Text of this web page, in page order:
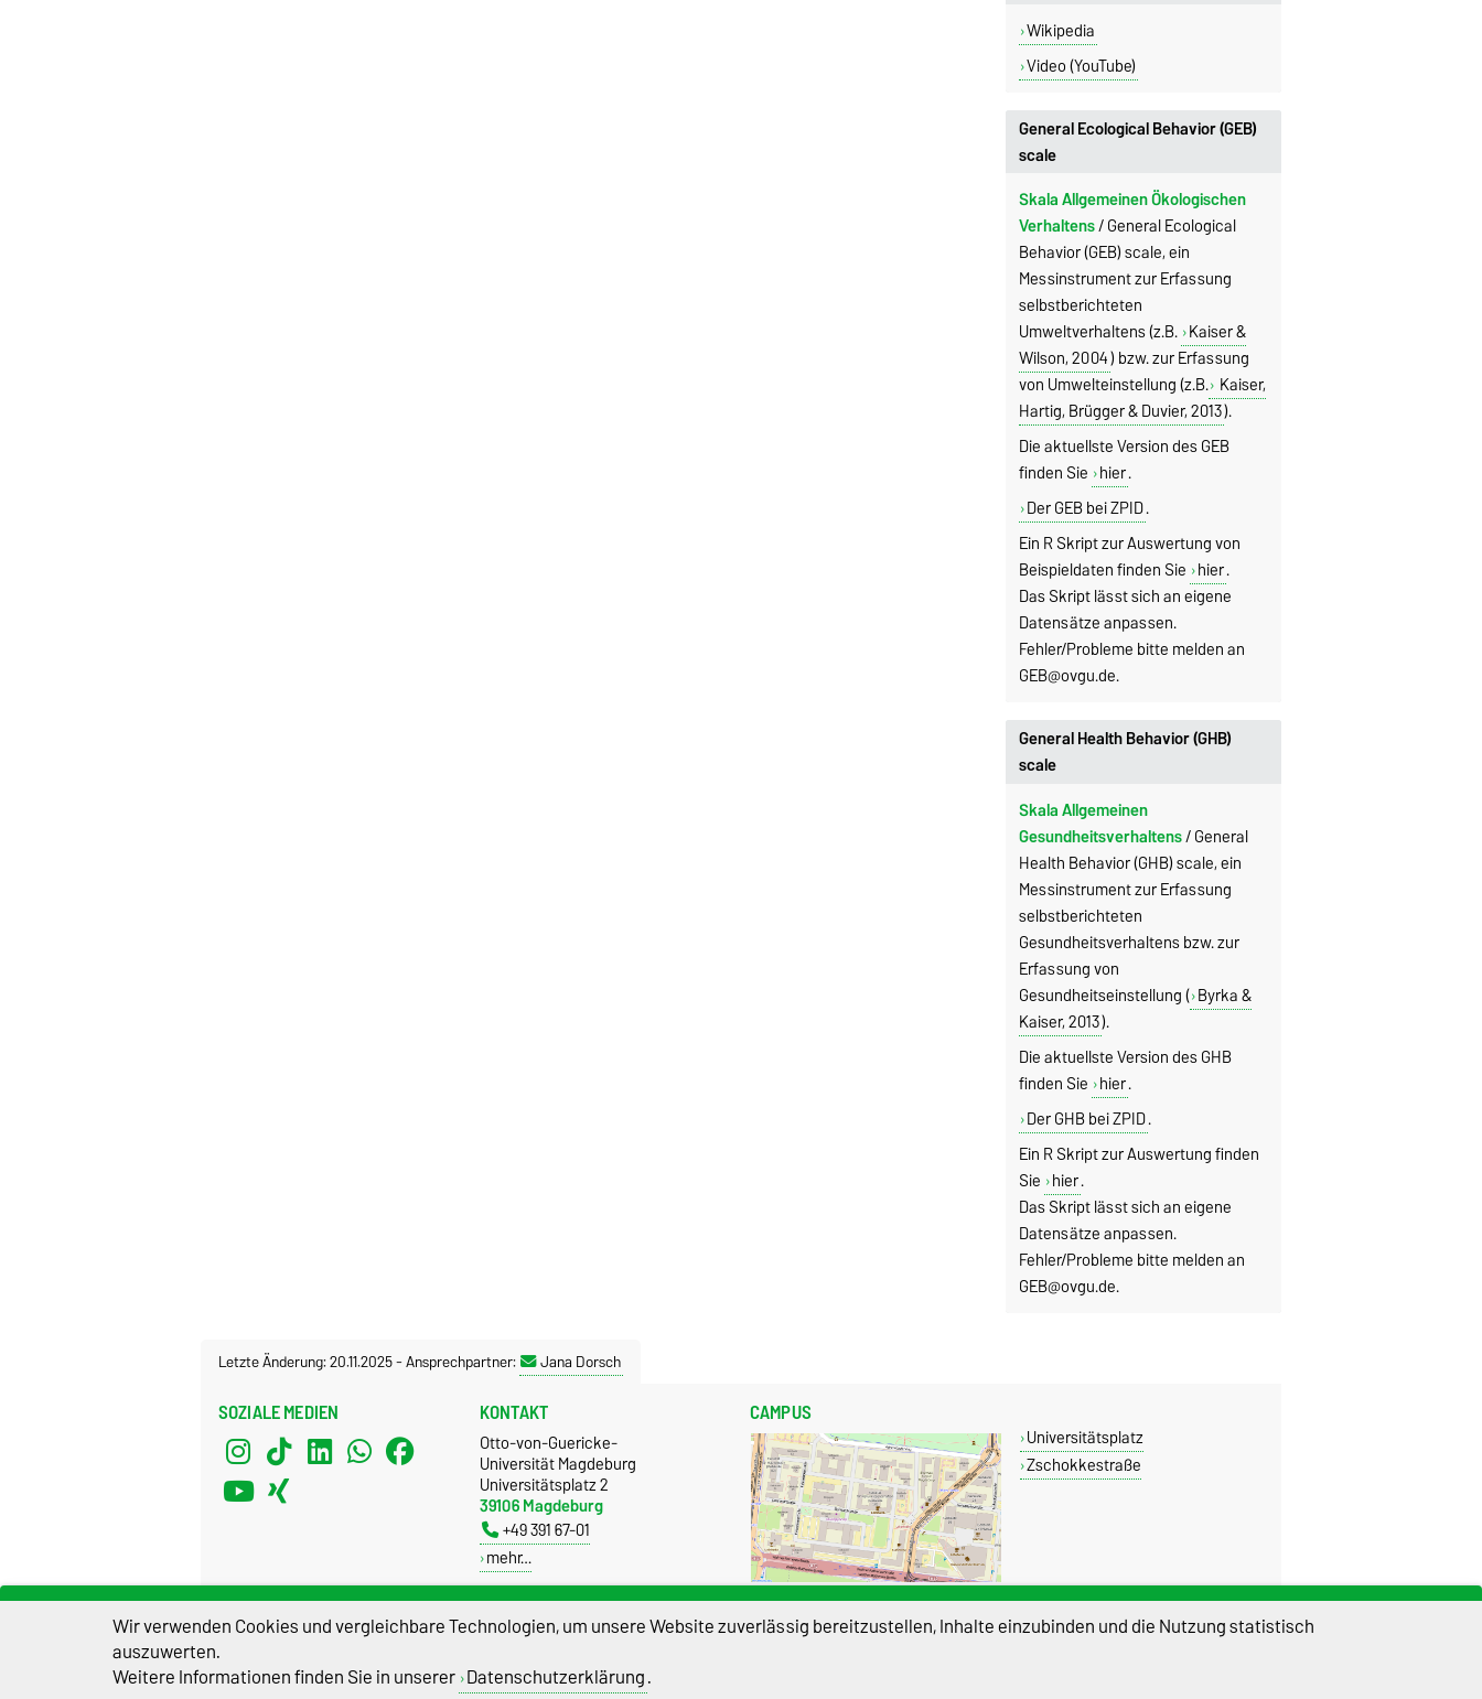
General Ecological Behavior (GEB)
scale
Skala Allgemeinen Ökologischen
Verhaltens/ General Ecological
Behavior (GEB) scale, ein
Messinstrument zur Erfassung
selbstberichteten
Umweltverhaltens (z.B. Kaiser &
Wilson, 2004) bzw. zur Erfassung
von Umwelteinstellung (z.B. Kaiser,
Hartig, Brügger & Duvier, 2013).
Die aktuellste Version des GEB
finden Sie hier.
Der GEB bei ZPID.
Ein R Skript zur Auswertung von
Beispieldaten finden Sie hier.
Das Skript lässt sich an eigene
Datensätze anpassen.
Fehler/Probleme bitte melden an
GEB@ovgu.de.
Wikipedia
Video (YouTube)
General Health Behavior (GHB)
scale
Skala Allgemeinen
Gesundheitsverhaltens/ General
Health Behavior (GHB) scale, ein
Messinstrument zur Erfassung
selbstberichteten
Gesundheitsverhaltens bzw. zur
Erfassung von
Gesundheitseinstellung ( Byrka &
Kaiser, 2013).
Die aktuellste Version des GHB
finden Sie hier.
Der GHB bei ZPID.
Ein R Skript zur Auswertung finden
Sie hier.
Das Skript lässt sich an eigene
Datensätze anpassen.
Fehler/Probleme bitte melden an
GEB@ovgu.de.
Letzte Änderung: 20.11.2025-Ansprechpartner: Jana Dorsch
SOZIALE MEDIEN KONTAKT
Otto-von-Guericke-
Universität Magdeburg
Universitätsplatz 2
39106 Magdeburg
+49 391 67-01
mehr…
CAMPUS
Größere Karte anzeigen
Universitätsplatz
Zschokkestraße
Wir verwenden Cookies und vergleichbare Technologien, um unsere Website zuverlässig bereitzustellen, Inhalte einzubinden und die Nutzung statistisch
auszuwerten.
Weitere Informationen finden Sie in unserer Datenschutzerklärung.